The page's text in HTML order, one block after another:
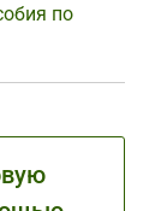
по